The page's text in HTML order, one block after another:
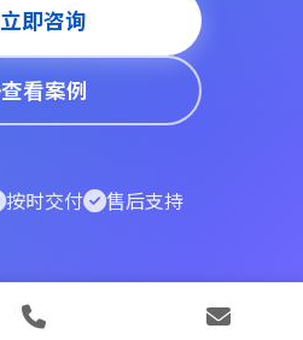
立即咨询
查看案例
按时交付 售后支持